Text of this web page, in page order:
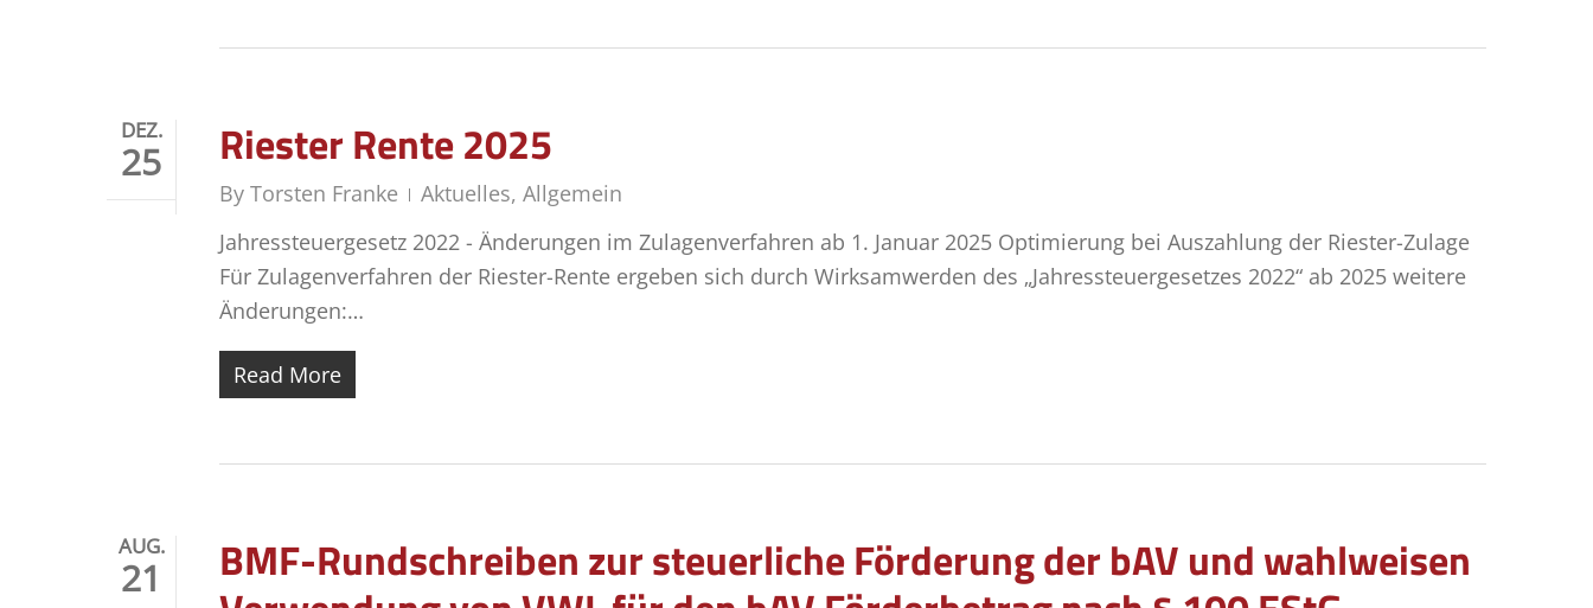
DEZ.
25 Riester Rente 2025
By Torsten Franke Aktuelles, Allgemein
Jahressteuergesetz 2022 - Änderungen im Zulagenverfahren ab 1. Januar 2025 Optimierung bei Auszahlung der Riester-Zulage
Für Zulagenverfahren der Riester-Rente ergeben sich durch Wirksamwerden des „Jahressteuergesetzes 2022“ ab 2025 weitere
Änderungen:…
Read More
AUG.
21 BMF-Rundschreiben zur steuerliche Förderung der bAV und wahlweisen